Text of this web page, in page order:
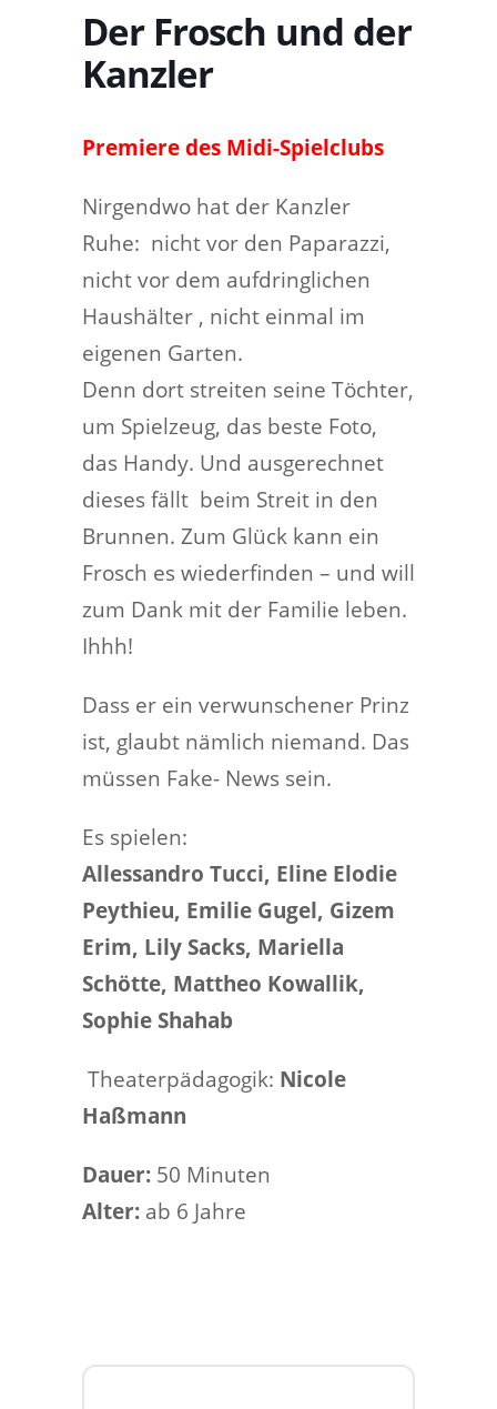
Der Frosch und der
Kanzler
Premiere des Midi-Spielclubs
Nirgendwo hat der Kanzler
Ruhe: nicht vor den Paparazzi,
nicht vor dem aufdringlichen
Haushälter , nicht einmal im
eigenen Garten.
Denn dort streiten seine Töchter,
um Spielzeug, das beste Foto,
das Handy. Und ausgerechnet
dieses fällt beim Streit in den
Brunnen. Zum Glück kann ein
Frosch es wiederfinden – und will
zum Dank mit der Familie leben.
Ihhh!
Dass er ein verwunschener Prinz
ist, glaubt nämlich niemand. Das
müssen Fake- News sein.
Es spielen:
Allessandro Tucci, Eline Elodie
Peythieu, Emilie Gugel, Gizem
Erim, Lily Sacks, Mariella
Schötte, Mattheo Kowallik,
Sophie Shahab
Theaterpädagogik: Nicole
Haßmann
Dauer: 50 Minuten
Alter: ab 6 Jahre